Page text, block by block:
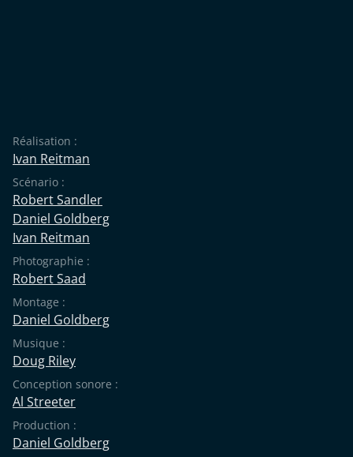
Réalisation :
Ivan Reitman
Scénario :
Robert Sandler
Daniel Goldberg
Ivan Reitman
Photographie :
Robert Saad
Montage :
Daniel Goldberg
Musique :
Doug Riley
Conception sonore :
Al Streeter
Production :
Daniel Goldberg